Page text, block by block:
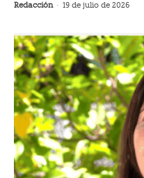
Redacción - 19 de julio de 2026